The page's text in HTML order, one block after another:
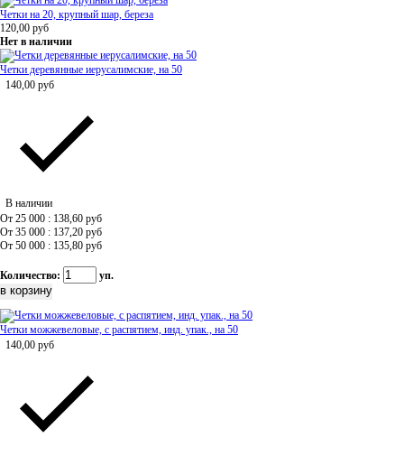
Четки на 20, крупный шар, береза
120,00 руб
Нет в наличии
Четки деревянные иерусалимские, на 50
140,00 руб
В наличии
От 25 000 : 138,60 руб
От 35 000 : 137,20 руб
От 50 000 : 135,80 руб
Количество: уп.
Четки можжевеловые, с распятием, инд. упак., на 50
140,00 руб